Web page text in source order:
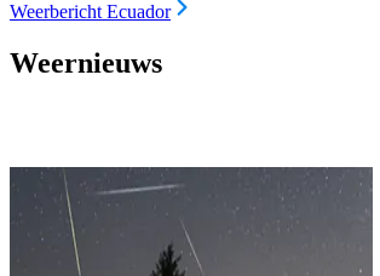
Weerbericht Ecuador
Weernieuws